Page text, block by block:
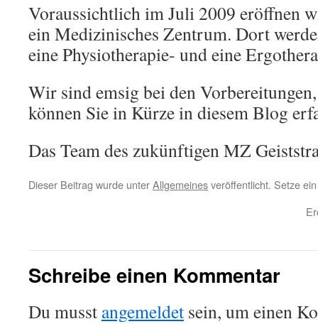
Voraussichtlich im Juli 2009 eröffnen
ein Medizinisches Zentrum. Dort
eine Physiotherapie- und eine
Wir sind emsig bei den
können Sie in Kürze in diesem Blog
Das Team des zukünftigen MZ
Dieser Beitrag wurde unterAllgemeinesveröffentlicht. Setze
Schreibe einen Kommentar
Du musst angemeldet sein, um einen